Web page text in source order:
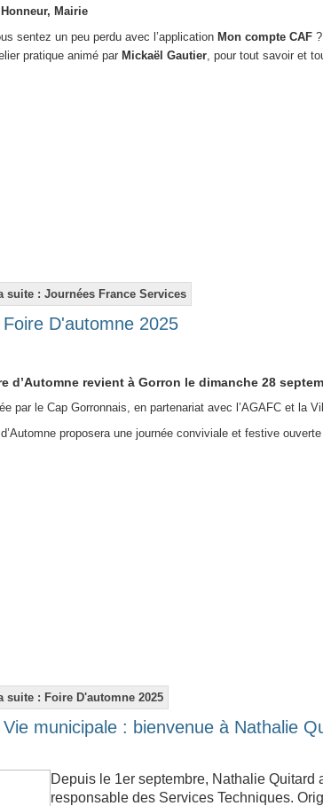
Mairie
sentez un peu perdu avec l’application Mon compte CAF?
pratique animé par Mickaël Gautier, pour tout savoir et
suite : Journées France Services
Foire D'automne 2025
d’Automne revient à Gorron le dimanche 28
par le Cap Gorronnais, en partenariat avec l’AGAFC et la
d’Automne proposera une journée conviviale et festive
suite : Foire D'automne 2025
Vie municipale : bienvenue à Nathalie
Depuis le 1er septembre, Nathalie
responsable des Services Techniques.